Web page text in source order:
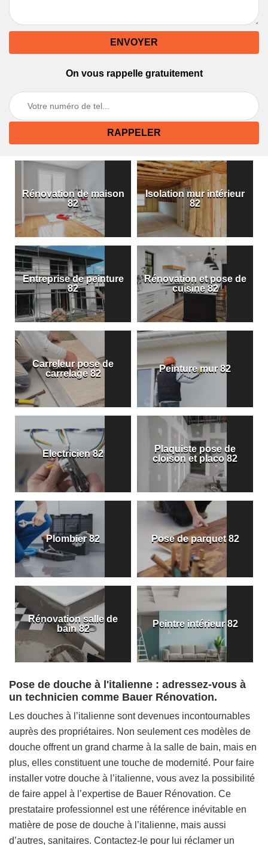
On vous rappelle gratuitement
Rénovation de maison
82
Isolation mur intérieur
82
Entreprise de peinture
82
Rénovation et pose de
cuisine 82
Carreleur pose de
carrelage 82
Peinture mur 82
Electricien 82
Plaquiste pose de
cloison et placo 82
Plombier 82 Pose de parquet 82
Rénovation salle de
bain 82
Peintre intérieur 82
Pose de douche à l'italienne : adressez-vous à
un technicien comme Bauer Rénovation.
Les douches à l’italienne sont devenues incontournables
auprès des propriétaires. Non seulement ces modèles de
douche offrent un grand charme à la salle de bain, mais en
plus, elles constituent une touche de modernité. Pour faire
installer votre douche à l’italienne, vous avez la possibilité
de faire appel à l’expertise de Bauer Rénovation. Ce
prestataire professionnel est une référence inévitable en
matière de pose de douche à l’italienne, mais aussi
d’autres, sanitaires. Contactez-le pour lui réclamer un